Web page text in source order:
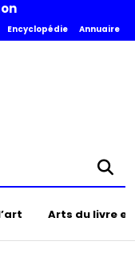
Encyclopédie Annuaire
Arts du livre